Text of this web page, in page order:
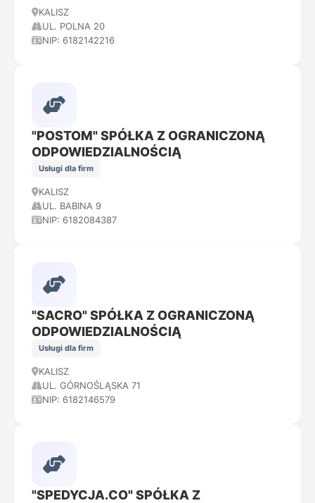
KALISZ
UL. POLNA 20
NIP: 6182142216
"POSTOM" SPÓŁKA Z OGRANICZONĄ
ODPOWIEDZIALNOŚCIĄ
Usługi dla firm
KALISZ
UL. BABINA 9
NIP: 6182084387
"SACRO" SPÓŁKA Z OGRANICZONĄ
ODPOWIEDZIALNOŚCIĄ
Usługi dla firm
KALISZ
UL. GÓRNOŚLĄSKA 71
NIP: 6182146579
"SPEDYCJA.CO" SPÓŁKA Z